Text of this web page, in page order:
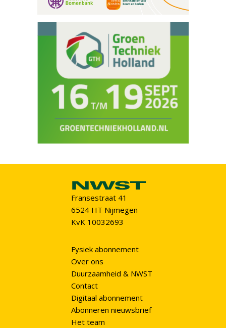
Fransestraat 41
6524 HT Nijmegen
KvK 10032693
Fysiek abonnement
Over ons
Duurzaamheid & NWST
Contact
Digitaal abonnement
Abonneren nieuwsbrief
Het team